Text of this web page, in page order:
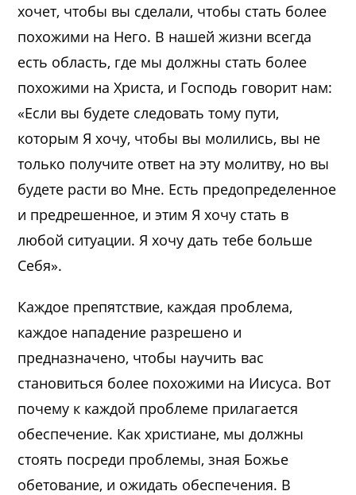
хочет, чтобы вы сделали, чтобы стать более
похожими на Него. В нашей жизни всегда
есть область, где мы должны стать более
похожими на Христа, и Господь говорит нам:
«Если вы будете следовать тому пути,
которым Я хочу, чтобы вы молились, вы не
только получите ответ на эту молитву, но вы
будете расти во Мне. Есть предопределенное
и предрешенное, и этим Я хочу стать в
любой ситуации. Я хочу дать тебе больше
Себя».
Каждое препятствие, каждая проблема,
каждое нападение разрешено и
предназначено, чтобы научить вас
становиться более похожими на Иисуса. Вот
почему к каждой проблеме прилагается
обеспечение. Как христиане, мы должны
стоять посреди проблемы, зная Божье
обетование, и ожидать обеспечения. В